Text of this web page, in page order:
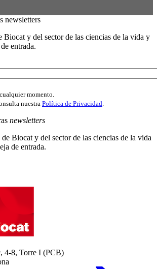
newsletters
Biocat y del sector de las ciencias de la vida y
entrada.
momento.
nuestra Política de Privacidad
newsletters
de Biocat y del sector de las ciencias de la vida
de entrada.
4-8, Torre I (PCB)